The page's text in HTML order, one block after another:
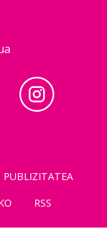
PUBLIZITATEA
RSS